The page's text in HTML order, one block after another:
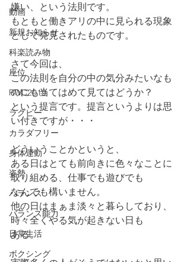
動画
新規お知らせ
科楽読み物
座位
RWC2019
ラグビー
カラダフリー
身体運動
姿勢
バランス
バランス能力
日常生活
ボクシング
嫌い、という法則です。
もともと働きアリの中に見られる現象
として発見されたものです。
さて今回は、
この法則を自分の中の気分みたいなも
のにも当てはめて見てはどうか？
という提言です。提言というよりは思
い付きですが・・・
どういうことかというと、
ある日はとても前向きに色々なことに
取り組める、仕事でも遊びでも
なんでも構いません。
他の日はまぁま淡々と暮らしており、
時々全くやる気が起きない日も
ある。